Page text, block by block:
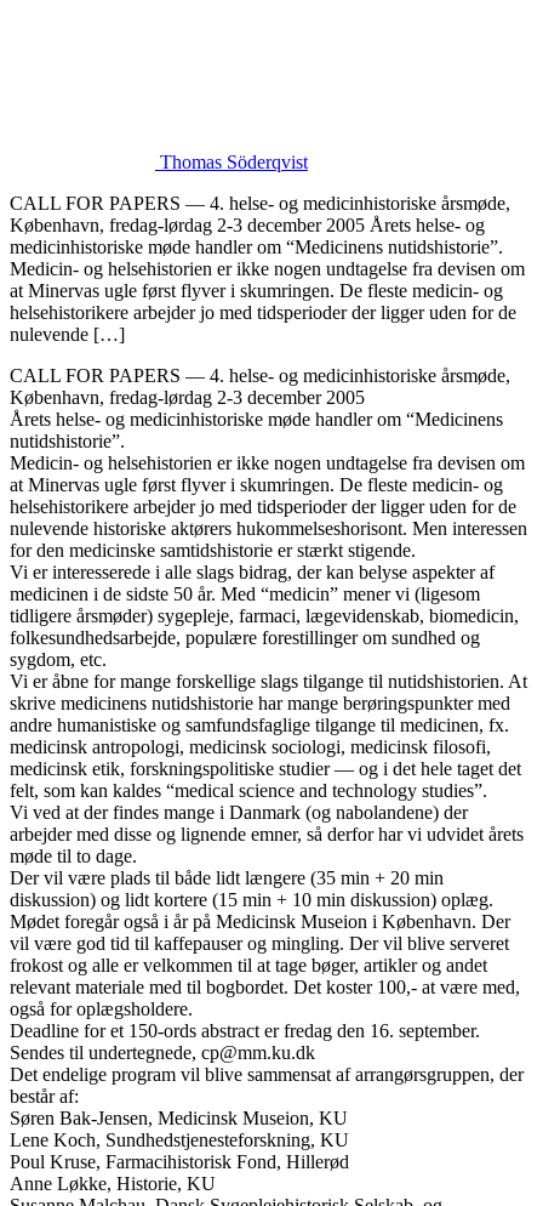
Thomas Söderqvist
CALL FOR PAPERS — 4. helse- og medicinhistoriske årsmøde,
København, fredag-lørdag 2-3 december 2005 Årets helse- og
medicinhistoriske møde handler om “Medicinens nutidshistorie”.
Medicin- og helsehistorien er ikke nogen undtagelse fra devisen om
at Minervas ugle først flyver i skumringen. De fleste medicin- og
helsehistorikere arbejder jo med tidsperioder der ligger uden for de
nulevende […]
CALL FOR PAPERS — 4. helse- og medicinhistoriske årsmøde,
København, fredag-lørdag 2-3 december 2005
Årets helse- og medicinhistoriske møde handler om “Medicinens
nutidshistorie”.
Medicin- og helsehistorien er ikke nogen undtagelse fra devisen om
at Minervas ugle først flyver i skumringen. De fleste medicin- og
helsehistorikere arbejder jo med tidsperioder der ligger uden for de
nulevende historiske aktørers hukommelseshorisont. Men interessen
for den medicinske samtidshistorie er stærkt stigende.
Vi er interesserede i alle slags bidrag, der kan belyse aspekter af
medicinen i de sidste 50 år. Med “medicin” mener vi (ligesom
tidligere årsmøder) sygepleje, farmaci, lægevidenskab, biomedicin,
folkesundhedsarbejde, populære forestillinger om sundhed og
sygdom, etc.
Vi er åbne for mange forskellige slags tilgange til nutidshistorien. At
skrive medicinens nutidshistorie har mange berøringspunkter med
andre humanistiske og samfundsfaglige tilgange til medicinen, fx.
medicinsk antropologi, medicinsk sociologi, medicinsk filosofi,
medicinsk etik, forskningspolitiske studier — og i det hele taget det
felt, som kan kaldes “medical science and technology studies”.
Vi ved at der findes mange i Danmark (og nabolandene) der
arbejder med disse og lignende emner, så derfor har vi udvidet årets
møde til to dage.
Der vil være plads til både lidt længere (35 min + 20 min
diskussion) og lidt kortere (15 min + 10 min diskussion) oplæg.
Mødet foregår også i år på Medicinsk Museion i København. Der
vil være god tid til kaffepauser og mingling. Der vil blive serveret
frokost og alle er velkommen til at tage bøger, artikler og andet
relevant materiale med til bogbordet. Det koster 100,- at være med,
også for oplægsholdere.
Deadline for et 150-ords abstract er fredag den 16. september.
Sendes til undertegnede, cp@mm.ku.dk
Det endelige program vil blive sammensat af arrangørsgruppen, der
består af:
Søren Bak-Jensen, Medicinsk Museion, KU
Lene Koch, Sundhedstjenesteforskning, KU
Poul Kruse, Farmacihistorisk Fond, Hillerød
Anne Løkke, Historie, KU